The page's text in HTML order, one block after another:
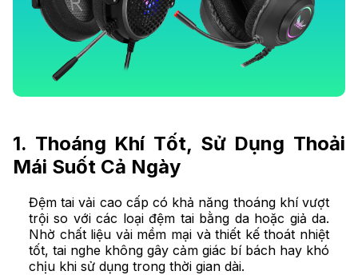
1. Thoáng Khí Tốt, Sử Dụng Thoải
Mái Suốt Cả Ngày
Đệm tai vải cao cấp có khả năng thoáng khí vượt
trội so với các loại đệm tai bằng da hoặc giả da.
Nhờ chất liệu vải mềm mại và thiết kế thoát nhiệt
tốt, tai nghe không gây cảm giác bí bách hay khó
chịu khi sử dụng trong thời gian dài.